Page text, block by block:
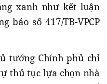
xanh như kết luận
báo số 417/TB-VPCP
tướng Chính phủ chỉ
thủ tục lựa chọn nhà